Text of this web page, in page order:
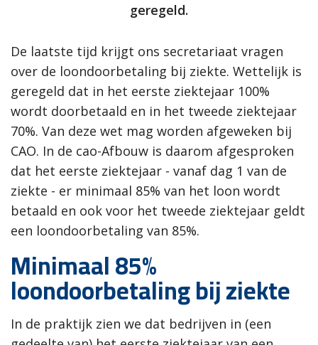
geregeld.
De laatste tijd krijgt ons secretariaat vragen
over de loondoorbetaling bij ziekte. Wettelijk is
geregeld dat in het eerste ziektejaar 100%
wordt doorbetaald en in het tweede ziektejaar
70%. Van deze wet mag worden afgeweken bij
CAO. In de cao-Afbouw is daarom afgesproken
dat het eerste ziektejaar - vanaf dag 1 van de
ziekte - er minimaal 85% van het loon wordt
betaald en ook voor het tweede ziektejaar geldt
een loondoorbetaling van 85%.
Minimaal 85%
loondoorbetaling bij ziekte
In de praktijk zien we dat bedrijven in (een